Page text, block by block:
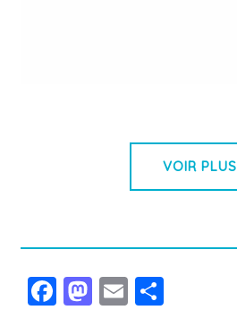
VOIR PLUS
Facebook
Mastodon
Email